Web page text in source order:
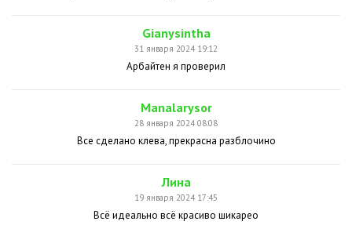
Gianysintha
31 января 2024 19:12
Арбайтен я проверил
Manalarysor
28 января 2024 08:08
Все сделано клева, прекрасна разблочино
Лина
19 января 2024 17:45
Всё идеально всё красиво шикарео